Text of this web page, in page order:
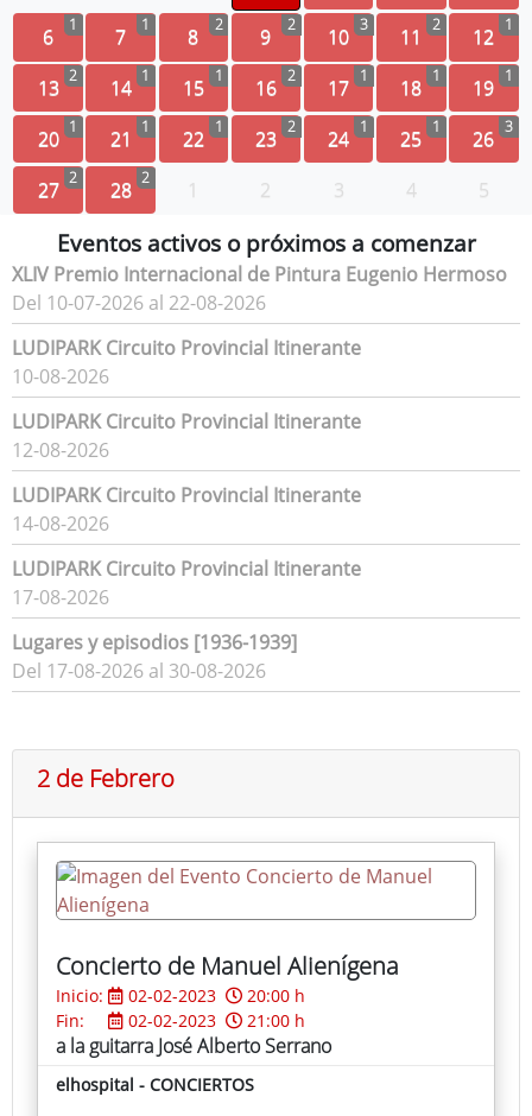
6 1 7 1 8 2 9 2 10 3 11 2 12 1
13 2 14 1 15 1 16 2 17 1 18 1 19 1
20 1 21 1 22 1 23 2 24 1 25 1 26 3
27 2 28 2 1 2 3 4 5
Eventos activos o próximos a comenzar
XLIV Premio Internacional de Pintura Eugenio Hermoso
Del 10-07-2026 al 22-08-2026
LUDIPARK Circuito Provincial Itinerante
10-08-2026
LUDIPARK Circuito Provincial Itinerante
12-08-2026
LUDIPARK Circuito Provincial Itinerante
14-08-2026
LUDIPARK Circuito Provincial Itinerante
17-08-2026
Lugares y episodios [1936-1939]
Del 17-08-2026 al 30-08-2026
2 de Febrero
Concierto de Manuel Alienígena
Inicio: 02-02-2023
20:00 h
Fin:
02-02-2023 21:00 h
a la guitarra José Alberto Serrano
elhospital - CONCIERTOS